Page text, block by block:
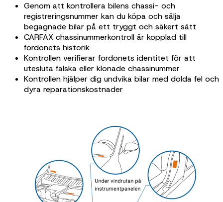
Genom att kontrollera bilens chassi- och
registreringsnummer kan du köpa och sälja
begagnade bilar på ett tryggt och säkert sätt
CARFAX chassinummerkontroll är kopplad till
fordonets historik
Kontrollen verifierar fordonets identitet för att
utesluta falska eller klonade chassinummer
Kontrollen hjälper dig undvika bilar med dolda fel och
dyra reparationskostnader